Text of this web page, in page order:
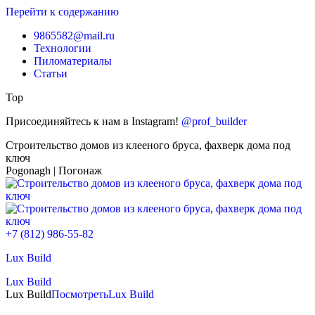
Перейти к содержанию
9865582@mail.ru
Технологии
Пиломатериалы
Статьи
Top
Присоединяйтесь к нам в Instagram! @prof_builder
Строительство домов из клееного бруса, фахверк дома под
ключ
Pogonagh | Погонаж
+7 (812) 986-55-82
Lux Build
Lux Build
Lux BuildПосмотретьLux Build